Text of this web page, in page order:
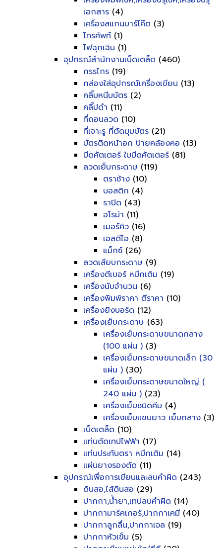
เอกสาร (4)
เครื่องสแกนบาร์โค๊ต (3)
โทรศัพท์ (1)
ไฟฉุกเฉิน (1)
อุปกรณ์สำนักงานเบ็ดเตล็ด (460)
กรรไกร (19)
กล่องใส่อุปกรณ์เครื่องเขียน (13)
คลิ๊บหนีบบัตร (2)
คลิ๊ปดำ (11)
ที่ถอนลวด (10)
ที่เจาะรู ที่ตัดมุมบัตร (21)
บัตรติดหน้าอก ป้ายคล้องคอ (13)
มีดคัตเตอร์ ใบมีดคัตเตอร์ (81)
ลวดเย็บกระดาษ (119)
ตราช้าง (10)
บอสติก (4)
ราปิด (43)
อโรม่า (11)
เมอร์คิว (16)
เอสดีไอ (8)
แม็กซ์ (26)
ลวดเสียบกระดาษ (9)
เครื่องตีเบอร์ หมึกเติม (19)
เครื่องนับจำนวน (6)
เครื่องพิมพ์ราคา ตีราคา (10)
เครื่องยิงบอร์ด (12)
เครื่องเย็บกระดาษ (63)
เครื่องเย็บกระดาษขนาดกลาง
(100 แผ่น ) (3)
เครื่องเย็บกระดาษขนาดเล็ก (30
แผ่น ) (30)
เครื่องเย็บกระดาษขนาดใหญ่ (
240 แผ่น ) (23)
เครื่องเย็บชนิดคีม (4)
เครื่องเย็บแขนยาว เย็บกลาง (3)
เบ็ดเตล็ด (10)
แท่นตัดเทปไฟฟ้า (17)
แท่นประทับตรา หมึกเติม (14)
แผ่นยางรองตัด (11)
อุปกรณ์เพื่อการเขียนและลบคำผิด (243)
ดินสอ,ไส้ดินสอ (29)
ปากกา,น้ำยา,เทปลบคำผิด (14)
ปากกามาร์คเกอร์,ปากกาเคมี (40)
ปากกาลูกลื่น,ปากกาเจล (19)
ปากกาหัวเข็ม (5)